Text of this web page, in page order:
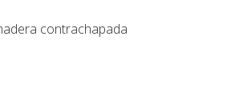
contrachapada